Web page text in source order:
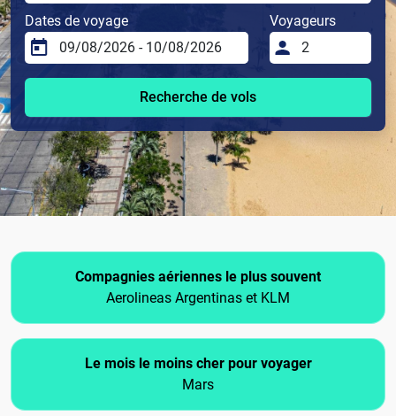
Dates de voyage Voyageurs
Recherche de vols
Compagnies aériennes le plus souvent
Aerolineas Argentinas et KLM
Le mois le moins cher pour voyager
Mars